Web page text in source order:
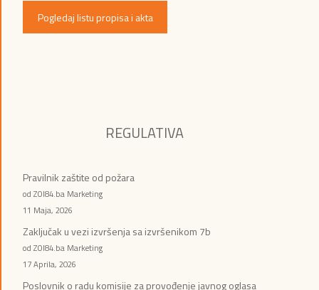
Pogledaj listu propisa i akta
REGULATIVA
Pravilnik zaštite od požara
od ZOI84.ba Marketing
11 Maja, 2026
Zaključak u vezi izvršenja sa izvršenikom 7b
od ZOI84.ba Marketing
17 Aprila, 2026
Poslovnik o radu komisije za provođenje javnog oglasa